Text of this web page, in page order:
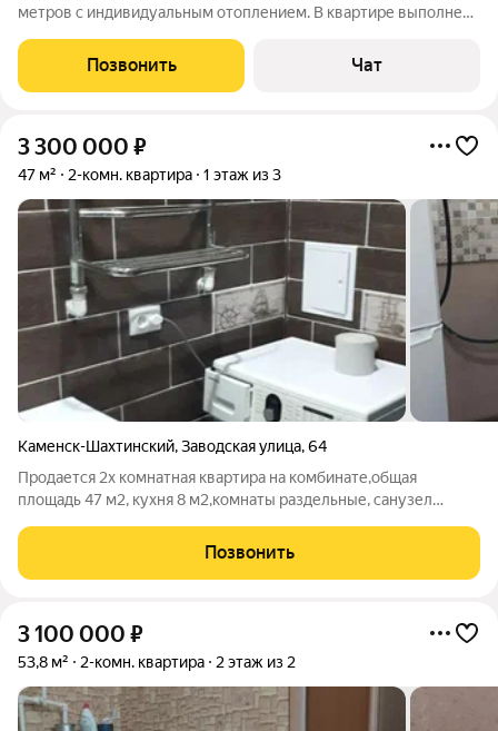
метров с индивидуальным отоплением. В квартире выполнен
Кухня просторная, с высокими потолками 3 метра. Двор
благоустроен и ухожен.
Позвонить Чат
3 300 000 ₽
47 м² 2-комн. квартира 1 этаж из 3
Каменск-Шахтинский,Заводская улица,64
Продается 2х комнатная квартира на комбинате,общая
площадь 47 м2, кухня 8 м2,комнаты раздельные, санузел
жилом состоянии,остается мебель и бытовая техника. номер в
базе 245
Позвонить
3 100 000 ₽
53,8 м² 2-комн. квартира 2 этаж из 2